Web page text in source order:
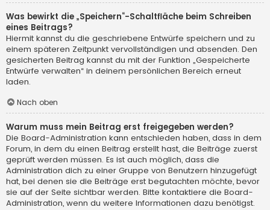
Was bewirkt die „Speichern“-Schaltfläche beim Schreiben
eines Beitrags?
Hiermit kannst du die geschriebene Entwürfe speichern und zu
einem späteren Zeitpunkt vervollständigen und absenden. Den
gesicherten Beitrag kannst du mit der Funktion „Gespeicherte
Entwürfe verwalten“ in deinem persönlichen Bereich erneut
laden.
Nach oben
Warum muss mein Beitrag erst freigegeben werden?
Die Board-Administration kann entschieden haben, dass in dem
Forum, in dem du einen Beitrag erstellt hast, die Beiträge zuerst
geprüft werden müssen. Es ist auch möglich, dass die
Administration dich zu einer Gruppe von Benutzern hinzugefügt
hat, bei denen sie die Beiträge erst begutachten möchte, bevor
sie auf der Seite sichtbar werden. Bitte kontaktiere die Board-
Administration, wenn du weitere Informationen dazu benötigst.